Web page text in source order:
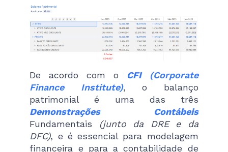
De acordo com o CFI(Corporate
Finance Institute), o balanço
patrimonial é uma das três
Demonstrações Contábeis
Fundamentais
(junto da DRE e da
DFC), e é essencial para modelagem
financeira e para a contabilidade de